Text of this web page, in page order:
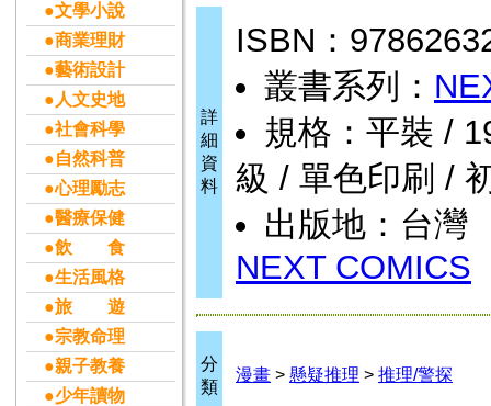
●文學小說
●商業理財
●藝術設計
●人文史地
●社會科學
●自然科普
●心理勵志
●醫療保健
●飲 食
●生活風格
●旅 遊
●宗教命理
●親子教養
●少年讀物
詳
細
資
料
ISBN：
叢書系列：
規格：平裝 /
級 / 單色印刷 /
出版地：台灣
NEXT COMICS
分
類
漫畫 > 懸疑推理 > 推理/警探